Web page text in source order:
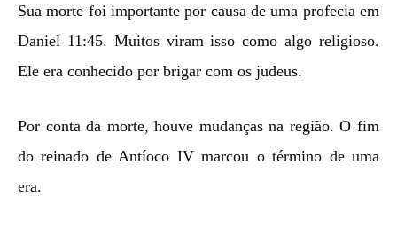
Sua morte foi importante por causa de uma profecia em
Daniel 11:45. Muitos viram isso como algo religioso.
Ele era conhecido por brigar com os judeus.
Por conta da morte, houve mudanças na região. O fim
do reinado de Antíoco IV marcou o término de uma
era.